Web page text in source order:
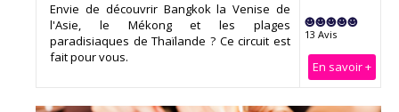
13 Avis
En savoir +
Envie de découvrir Bangkok la Venise de
l'Asie, le Mékong et les plages
paradisiaques de Thaïlande ? Ce circuit est
fait pour vous.